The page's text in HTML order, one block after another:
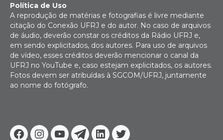
Política de Uso
A reprodução de matérias e fotografias é livre mediante
citação do Conexão UFRJ e do autor. No caso de arquivos
de áudio, deverão constar os créditos da Rádio UFRJ e,
em sendo explicitados, dos autores. Para uso de arquivos
de vídeo, esses créditos deverão mencionar o canal da
UFRJ no YouTube e, caso estejam explicitados, os autores.
Fotos devem ser atribuídas à SGCOM/UFRJ, juntamente
ao nome do fotógrafo.